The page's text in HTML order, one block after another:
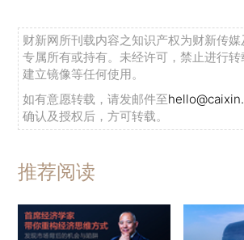
财新网所刊载内容之知识产权为财新传
专属所有或持有。未经许可，禁止进行转
建立镜像等任何使用。
如有意愿转载，请发邮件至
确认及授权后，方可转载。
推荐阅读